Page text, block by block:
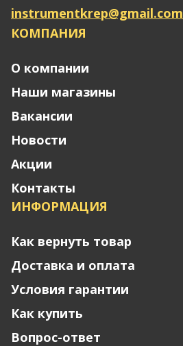
instrumentkrep@gmail.com
КОМПАНИЯ
О компании
Наши магазины
Вакансии
Новости
Акции
Контакты
ИНФОРМАЦИЯ
Как вернуть товар
Доставка и оплата
Условия гарантии
Как купить
Вопрос-ответ